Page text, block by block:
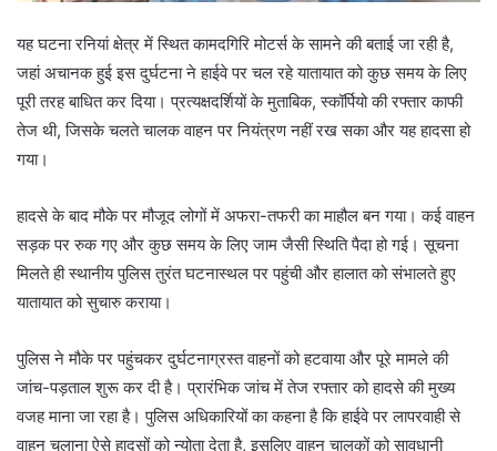
यह घटना रनियां क्षेत्र में स्थित कामदगिरि मोटर्स के सामने की बताई जा रही है,
जहां अचानक हुई इस दुर्घटना ने हाईवे पर चल रहे यातायात को कुछ समय के लिए
पूरी तरह बाधित कर दिया। प्रत्यक्षदर्शियों के मुताबिक, स्कॉर्पियो की रफ्तार काफी
तेज थी, जिसके चलते चालक वाहन पर नियंत्रण नहीं रख सका और यह हादसा हो
गया।
हादसे के बाद मौके पर मौजूद लोगों में अफरा-तफरी का माहौल बन गया। कई वाहन
सड़क पर रुक गए और कुछ समय के लिए जाम जैसी स्थिति पैदा हो गई। सूचना
मिलते ही स्थानीय पुलिस तुरंत घटनास्थल पर पहुंची और हालात को संभालते हुए
यातायात को सुचारु कराया।
पुलिस ने मौके पर पहुंचकर दुर्घटनाग्रस्त वाहनों को हटवाया और पूरे मामले की
जांच-पड़ताल शुरू कर दी है। प्रारंभिक जांच में तेज रफ्तार को हादसे की मुख्य
वजह माना जा रहा है। पुलिस अधिकारियों का कहना है कि हाईवे पर लापरवाही से
वाहन चलाना ऐसे हादसों को न्योता देता है, इसलिए वाहन चालकों को सावधानी